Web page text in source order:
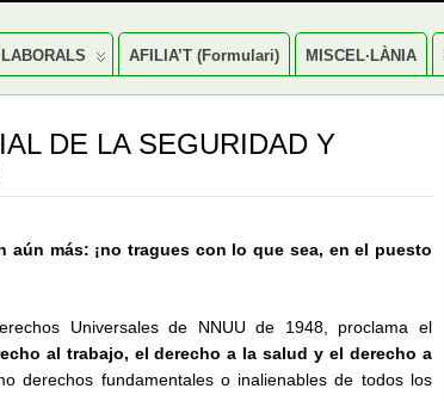
AFILIA’T (formulari) MISCEL·LÀNIA
DE LA SEGURIDAD Y
aún más: ¡no tragues con lo que sea, en el puesto
Universales de NNUU de 1948, proclama el
al trabajo, el derecho a la salud y el derecho a
derechos fundamentales o inalienables de todos los